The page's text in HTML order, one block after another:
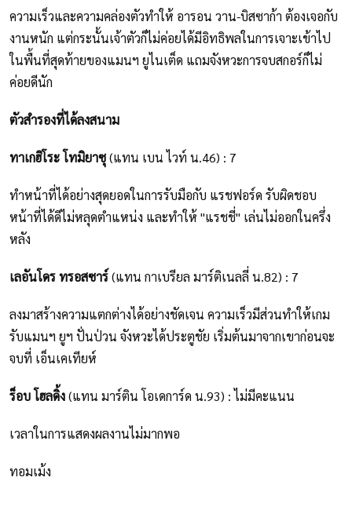
ความเร็วและความคล่องตัวทำให้ อารอน วาน-บิสซาก้า ต้องเจอกับ
งานหนัก แต่กระนั้นเจ้าตัวก็ไม่ค่อยได้มีอิทธิพลในการเจาะเข้าไป
ในพื้นที่สุดท้ายของแมนฯ ยูไนเต็ด แถมจังหวะการจบสกอร์ก็ไม่
ค่อยดีนัก
ตัวสำรองที่ได้ลงสนาม
ทาเกฮิโระ โทมิยาซุ(แทน เบน ไวท์ น.46) : 7
ทำหน้าที่ได้อย่างสุดยอดในการรับมือกับ แรชฟอร์ด รับผิดชอบ
หน้าที่ได้ดีไม่หลุดตำแหน่ง และทำให้ "แรชชี่" เล่นไม่ออกในครึ่ง
หลัง
เลอันโดร ทรอสซาร์(แทน กาเบรียล มาร์ติเนลลี่ น.82) : 7
ลงมาสร้างความแตกต่างได้อย่างชัดเจน ความเร็วมีส่วนทำให้เกม
รับแมนฯ ยูฯ ปั่นป่วน จังหวะได้ประตูชัย เริ่มต้นมาจากเขาก่อนจะ
จบที่ เอ็นเคเทียห์
ร็อบ โฮลดิ้ง(แทน มาร์ติน โอเดการ์ด น.93) : ไม่มีคะแนน
เวลาในการแสดงผลงานไม่มากพอ
ทอมเม้ง